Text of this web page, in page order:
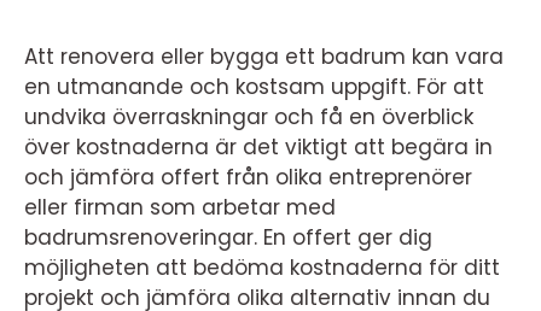
Att renovera eller bygga ett badrum kan vara
en utmanande och kostsam uppgift. För att
undvika överraskningar och få en överblick
över kostnaderna är det viktigt att begära in
och jämföra offert från olika entreprenörer
eller firman som arbetar med
badrumsrenoveringar. En offert ger dig
möjligheten att bedöma kostnaderna för ditt
projekt och jämföra olika alternativ innan du